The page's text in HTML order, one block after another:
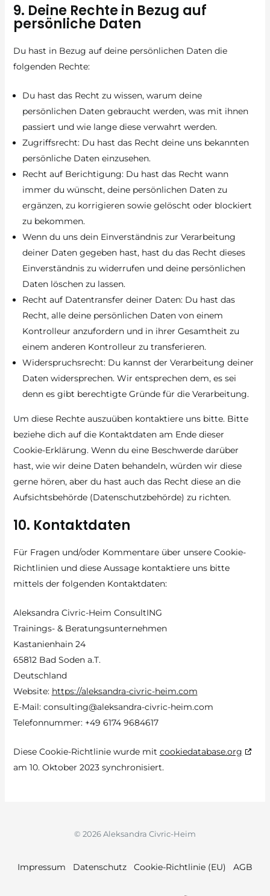
9. Deine Rechte in Bezug auf
persönliche Daten
Du hast in Bezug auf deine persönlichen Daten die
folgenden Rechte:
Du hast das Recht zu wissen, warum deine
persönlichen Daten gebraucht werden, was mit ihnen
passiert und wie lange diese verwahrt werden.
Zugriffsrecht: Du hast das Recht deine uns bekannten
persönliche Daten einzusehen.
Recht auf Berichtigung: Du hast das Recht wann
immer du wünscht, deine persönlichen Daten zu
ergänzen, zu korrigieren sowie gelöscht oder blockiert
zu bekommen.
Wenn du uns dein Einverständnis zur Verarbeitung
deiner Daten gegeben hast, hast du das Recht dieses
Einverständnis zu widerrufen und deine persönlichen
Daten löschen zu lassen.
Recht auf Datentransfer deiner Daten: Du hast das
Recht, alle deine persönlichen Daten von einem
Kontrolleur anzufordern und in ihrer Gesamtheit zu
einem anderen Kontrolleur zu transferieren.
Widerspruchsrecht: Du kannst der Verarbeitung deiner
Daten widersprechen. Wir entsprechen dem, es sei
denn es gibt berechtigte Gründe für die Verarbeitung.
Um diese Rechte auszuüben kontaktiere uns bitte. Bitte
beziehe dich auf die Kontaktdaten am Ende dieser
Cookie-Erklärung. Wenn du eine Beschwerde darüber
hast, wie wir deine Daten behandeln, würden wir diese
gerne hören, aber du hast auch das Recht diese an die
Aufsichtsbehörde (Datenschutzbehörde) zu richten.
10. Kontaktdaten
Für Fragen und/oder Kommentare über unsere Cookie-
Richtlinien und diese Aussage kontaktiere uns bitte
mittels der folgenden Kontaktdaten:
Aleksandra Civric-Heim ConsultING
Trainings- & Beratungsunternehmen
Kastanienhain 24
65812 Bad Soden a.T.
Deutschland
Website: https://aleksandra-civric-heim.com
E-Mail: consulting@aleksandra-civric-heim.com
Telefonnummer: +49 6174 9684617
Diese Cookie-Richtlinie wurde mit cookiedatabase.org
am 10. Oktober 2023 synchronisiert.
© 2026 Aleksandra Civric-Heim
Impressum Datenschutz Cookie-Richtlinie (EU) AGB